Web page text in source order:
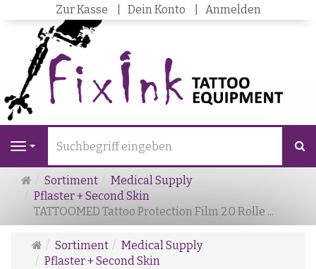
Zur Kasse Dein Konto Anmelden
Navigation
Startseite
Sortiment
Medical Supply
Pflaster + Second Skin
TATTOOMED Tattoo Protection Film 2.0 Rolle ...
Startseite
Sortiment
Medical Supply
Pflaster + Second Skin